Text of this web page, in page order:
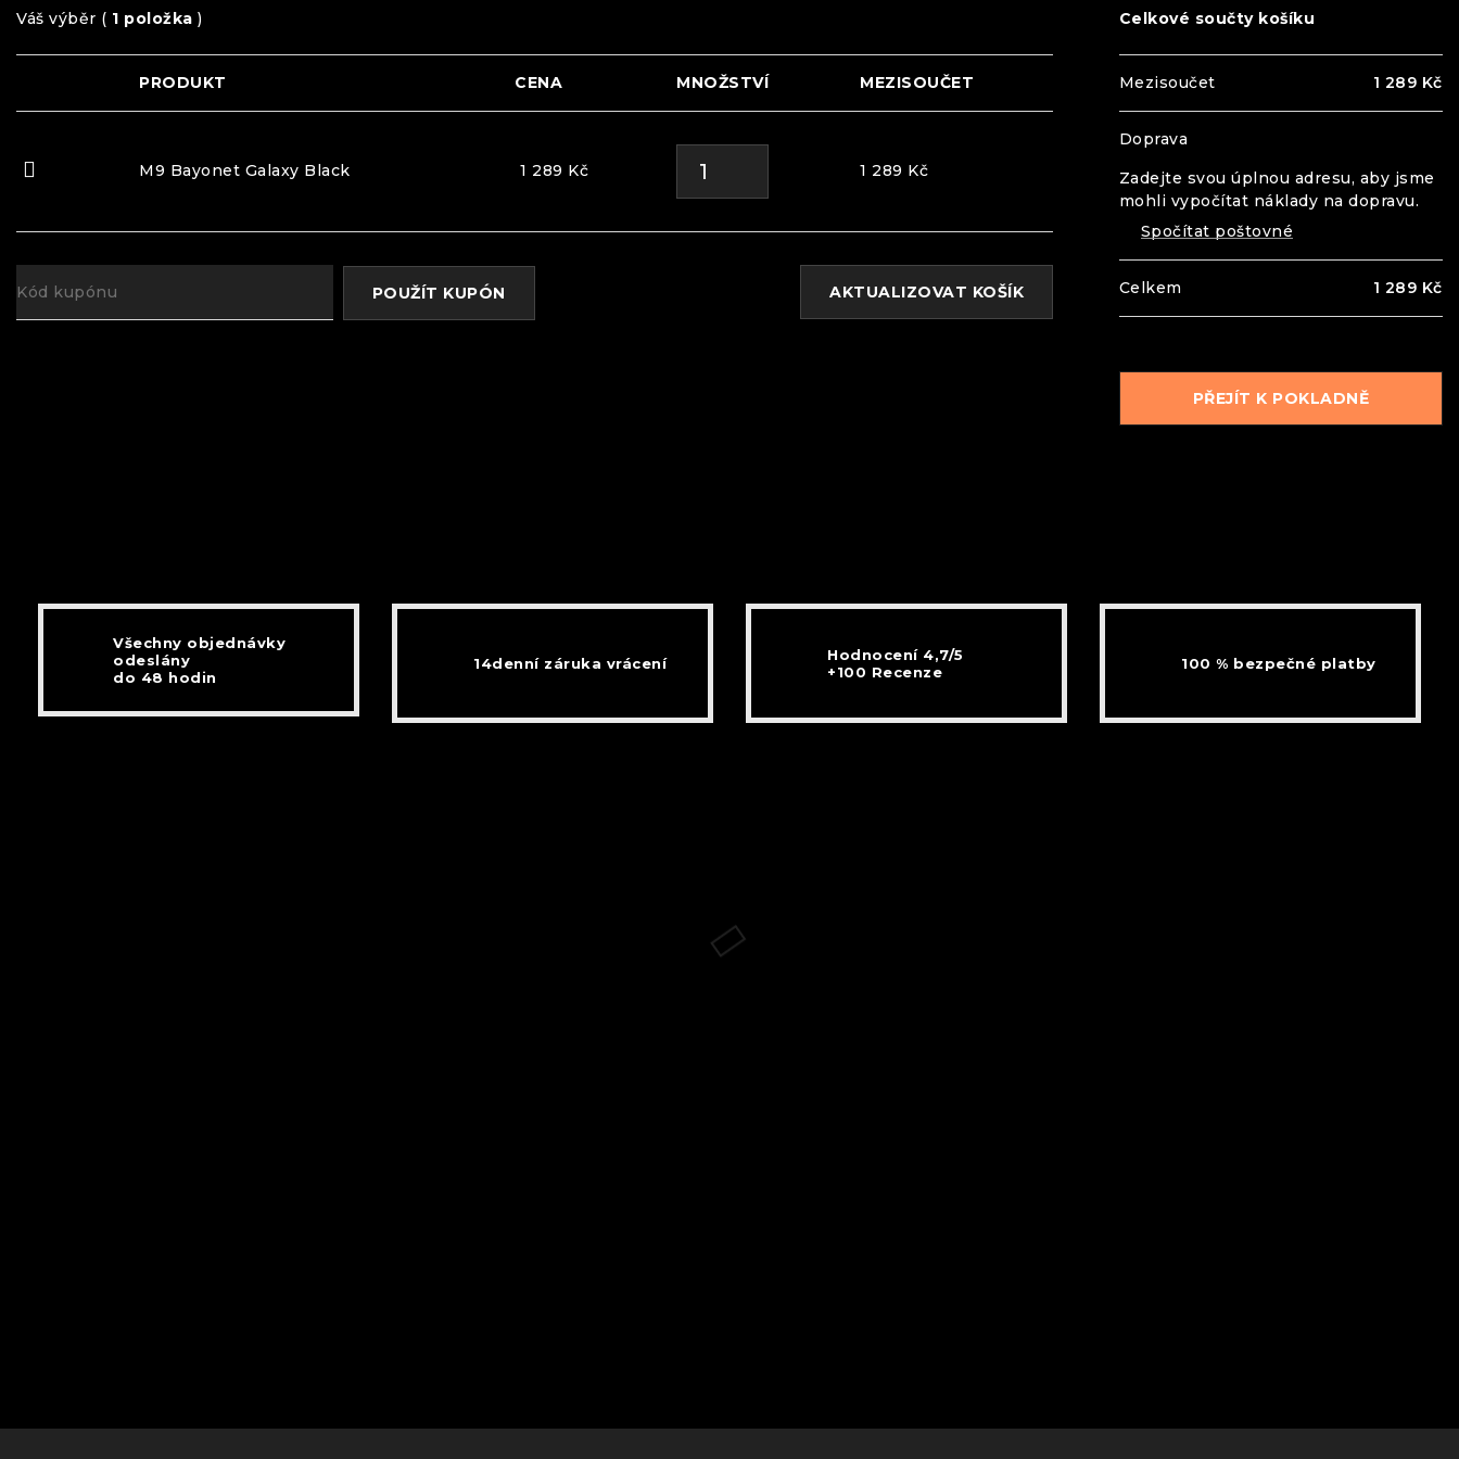
Váš výběr ( 1 položka )
PRODUKT CENA MNOŽSTVÍ MEZISOUČET
M9 Bayonet Galaxy Black 1 289 Kč 1 289 Kč
POUŽÍT KUPÓN AKTUALIZOVAT KOŠÍK
Celkové součty košíku
1 289 Kč
Zadejte svou úplnou adresu, aby jsme
mohli vypočítat náklady na dopravu.
Spočítat poštovné
1 289 Kč
PŘEJÍT K POKLADNĚ
Všechny objednávky
odeslány
do 48 hodin
14denní záruka vrácení
Hodnocení 4,7/5
+100 Recenze
100 % bezpečné platby